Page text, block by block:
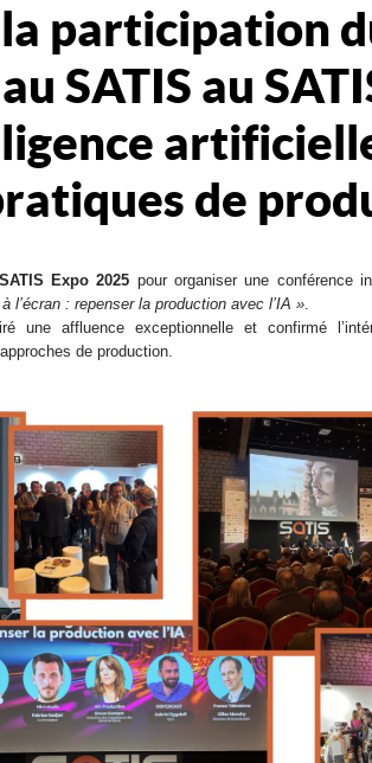
participation
SATIS au
de
SATIS Expo 2025 pour organiser une conférence
l’écran : repenser la production avec l’IA ».
une affluence exceptionnelle et confirmé
de production.